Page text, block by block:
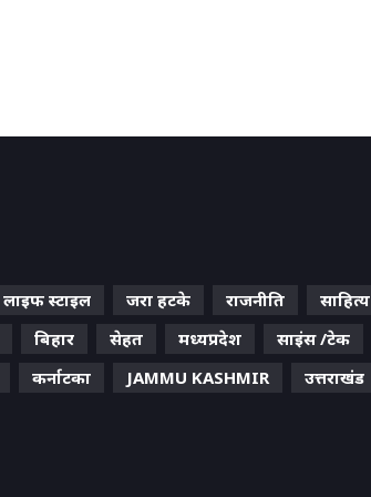
लाइफ स्‍टाइल जरा हटके राजनीति साहित्य
बिहार सेहत मध्यप्रदेश साइंस /टेक
कर्नाटका JAMMU KASHMIR उत्तराखंड